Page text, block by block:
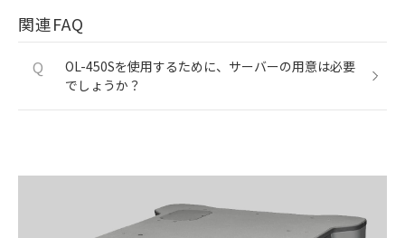
関連FAQ
Q
OL-450Sを使用するために、サーバーの用意は必要
でしょうか？